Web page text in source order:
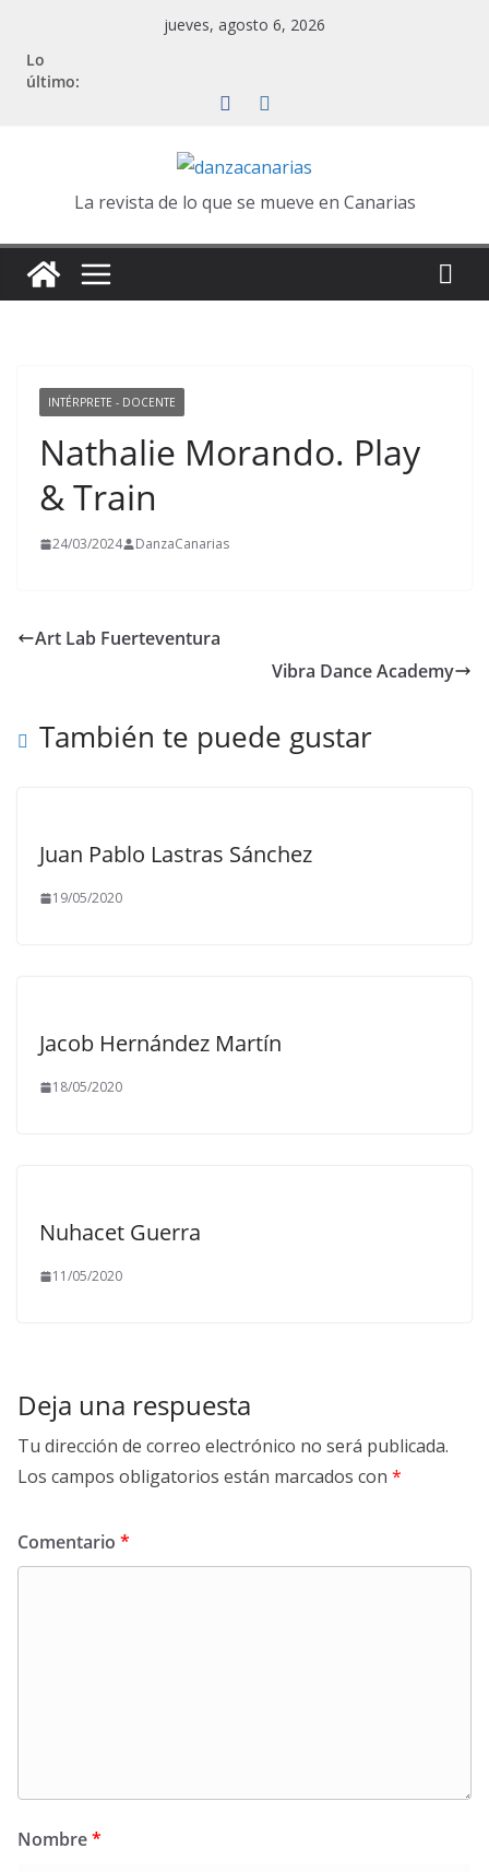
contenido
jueves, agosto 6, 2026
Lo
último:
La revista de lo que se mueve en Canarias
INTÉRPRETE - DOCENTE
Nathalie Morando. Play
& Train
24/03/2024 DanzaCanarias
Art Lab Fuerteventura
Vibra Dance Academy
También te puede gustar
Juan Pablo Lastras Sánchez
19/05/2020
Jacob Hernández Martín
18/05/2020
Nuhacet Guerra
11/05/2020
Deja una respuesta
Tu dirección de correo electrónico no será publicada.
Los campos obligatorios están marcados con *
Comentario *
Nombre*